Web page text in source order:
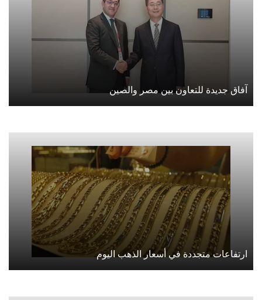
آفاق جديدة للتعاون بين مصر والصين
ارتفاعات متجددة في أسعار الذهب اليوم